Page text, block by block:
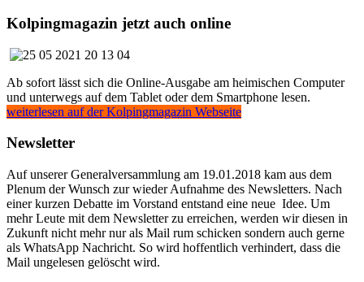
Kolpingmagazin jetzt auch online
Ab sofort lässt sich die Online-Ausgabe am heimischen Computer
und unterwegs auf dem Tablet oder dem Smartphone lesen.
weiterlesen auf der Kolpingmagazin Webseite
Newsletter
Auf unserer Generalversammlung am 19.01.2018 kam aus dem
Plenum der Wunsch zur wieder Aufnahme des Newsletters. Nach
einer kurzen Debatte im Vorstand entstand eine neue Idee. Um
mehr Leute mit dem Newsletter zu erreichen, werden wir diesen in
Zukunft nicht mehr nur als Mail rum schicken sondern auch gerne
als WhatsApp Nachricht. So wird hoffentlich verhindert, dass die
Mail ungelesen gelöscht wird.